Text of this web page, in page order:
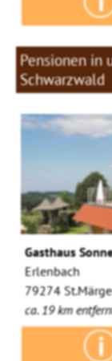
Pensionen in
Schwarzwald
Gasthaus
Erlenbach
79274
ca. 19 km